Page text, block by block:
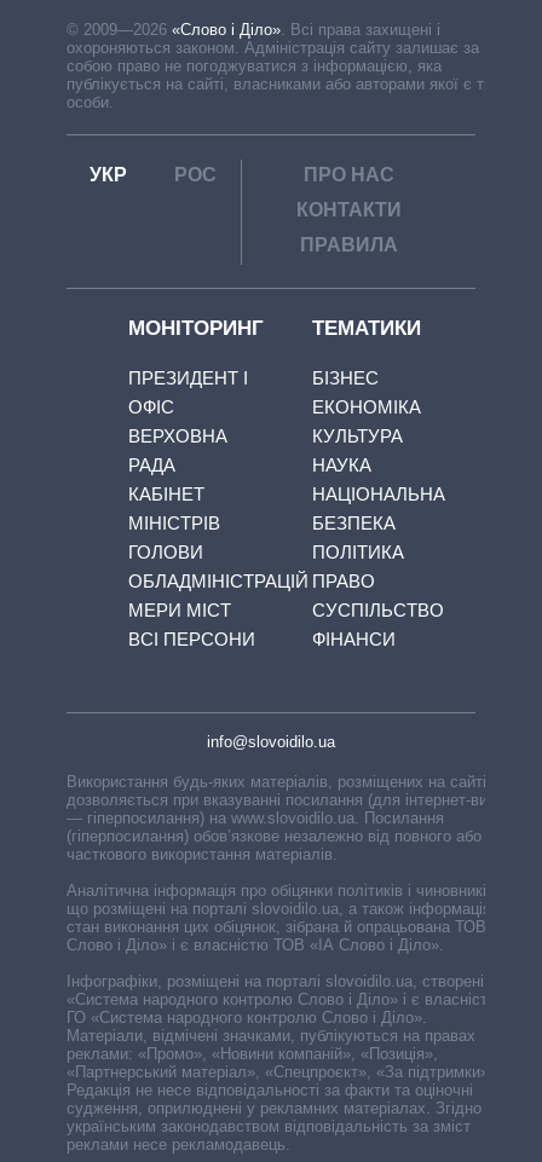
© 2009—2026 «Слово і Діло». Всі права захищені і
охороняються законом. Адміністрація сайту залишає за
собою право не погоджуватися з інформацією, яка
публікується на сайті, власниками або авторами якої є треті
особи.
УКР РОС
ПРО НАС
КОНТАКТИ
ПРАВИЛА
МОНІТОРИНГ
ПРЕЗИДЕНТ І
ОФІС
ВЕРХОВНА
РАДА
КАБІНЕТ
МІНІСТРІВ
ГОЛОВИ
ОБЛАДМІНІСТРАЦІЙ
МЕРИ МІСТ
ВСІ ПЕРСОНИ
ТЕМАТИКИ
БІЗНЕС
ЕКОНОМІКА
КУЛЬТУРА
НАУКА
НАЦІОНАЛЬНА
БЕЗПЕКА
ПОЛІТИКА
ПРАВО
СУСПІЛЬСТВО
ФІНАНСИ
info@slovoidilo.ua
Використання будь-яких матеріалів, розміщених на сайті,
дозволяється при вказуванні посилання (для інтернет-видань
— гіперпосилання) на www.slovoidilo.ua. Посилання
(гіперпосилання) обов’язкове незалежно від повного або
часткового використання матеріалів.
Аналітична інформація про обіцянки політиків і чиновників,
що розміщені на порталі slovoidilo.ua, а також інформація про
стан виконання цих обіцянок, зібрана й опрацьована ТОВ «ІА
Слово і Діло» і є власністю ТОВ «ІА Слово і Діло».
Інфографіки, розміщені на порталі slovoidilo.ua, створені ГО
«Система народного контролю Слово і Діло» і є власністю
ГО «Система народного контролю Слово і Діло».
Матеріали, відмічені значками, публікуються на правах
реклами: «Промо», «Новини компаній», «Позиція»,
«Партнерський матеріал», «Спецпроєкт», «За підтримки».
Редакція не несе відповідальності за факти та оціночні
судження, оприлюднені у рекламних матеріалах. Згідно з
українським законодавством відповідальність за зміст
реклами несе рекламодавець.